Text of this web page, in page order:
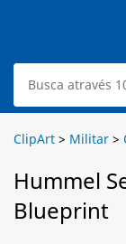
ClipArt > Militar >
Hummel
Blueprint